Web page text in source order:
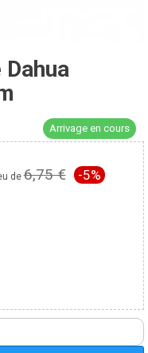
Arrivage en cours
de6,75 € -5%